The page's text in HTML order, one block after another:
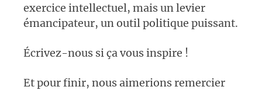
exercice intellectuel, mais un levier
émancipateur, un outil politique puissant.
Écrivez-nous si ça vous inspire !
Et pour finir, nous aimerions remercier